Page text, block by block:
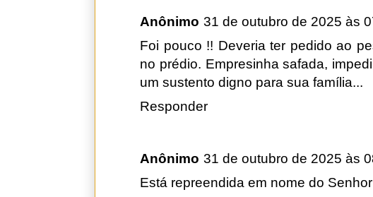
Anônimo 31 de outubro de 2025 às
Foi pouco !! Deveria ter pedido ao
no prédio. Empresinha safada,
um sustento digno para sua família...
Responder
Anônimo 31 de outubro de 2025 às
Está repreendida em nome do